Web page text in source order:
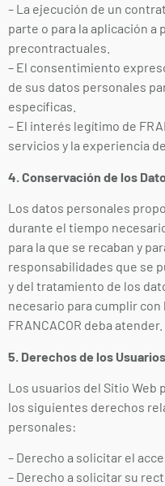
– La ejecución de un
parte o para la aplicación
precontractuales.
– El consentimiento
de sus datos personales
específicas.
– El interés legítimo de
servicios y la experiencia
4. Conservación de los
Los datos personales
durante el tiempo
para la que se recaban y
responsabilidades que se
y del tratamiento de los
necesario para cumplir
FRANCACOR deba atender.
5. Derechos de los Usuarios
Los usuarios del Sitio Web
los siguientes derechos
personales:
– Derecho a solicitar el
– Derecho a solicitar su